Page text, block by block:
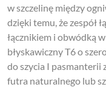
w szczelinę między
dzięki temu, że zespół
łącznikiem i obwódką
błyskawiczny T6 o
do szycia I pasmanterii
futra naturalnego lub